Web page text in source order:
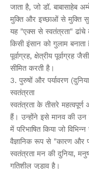
जाता है, जो डॉ. बाबासाहेब
मुक्ति और इच्छाओं से मुक्ति
यह "एक्स से स्वतंत्रता" ढांचे
किसी इंसान को गुलाम बनाता
पूर्वाग्रह, क्षेत्रीय
सीमित करती है।
3. पुरुषों और पर्यावरण
स्वतंत्रता
स्वतंत्रता के तीसरे महत्वपूर्ण
हैं। उन्होंने इसे मानव की
में परिभाषित किया जो
वैज्ञानिक रूप से "कारण और
स्वतंत्रता मन की दुनिया,
गतिशील जुड़ाव है।